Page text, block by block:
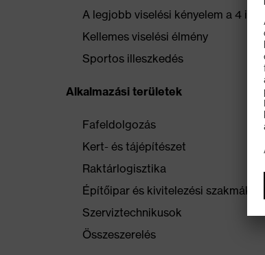
A legjobb viselési kényelem a 4
Kellemes viselési élmény
Sportos illeszkedés
Alkalmazási területek
Fafeldolgozás
Kert- és tájépítészet
Raktárlogisztika
Építőipar és kivitelezési szakmák
Szerviztechnikusok
Összeszerelés